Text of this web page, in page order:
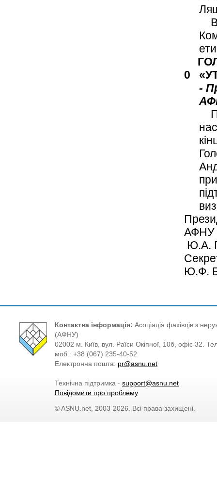
0
-
Ю.А.
Ю.Ф.
Контактна інформація: Асоціація фахівців з
(АФНУ)
02002 м. Київ, вул. Раїси Окіпної, 10б, офіс 32.
моб.: +38 (067) 235-40-52
Електронна пошта: pr@asnu.net
Технічна підтримка - support@asnu.net
Повідомити про проблему
© ASNU.net, 2003-2026. Всі права захищені.